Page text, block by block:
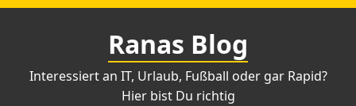
Zum
Ranas Blog
Interessiert an IT, Urlaub, Fußball oder gar Rapid?
Hier bist Du richtig